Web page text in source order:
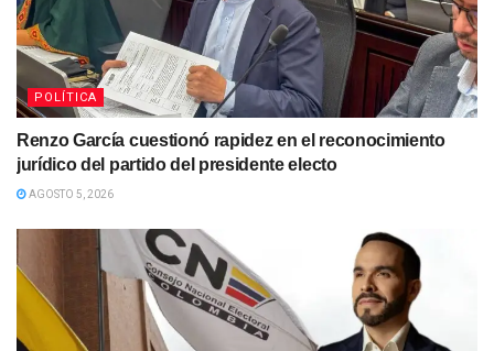
POLÍTICA
Renzo García cuestionó rapidez en el reconocimiento
jurídico del partido del presidente electo
AGOSTO 5, 2026